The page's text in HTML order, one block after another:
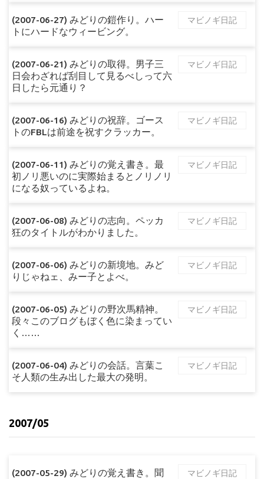
(2007-06-27) みどりの鎧作り。ハー
トにハードなウィービング。
マビノギ日記
(2007-06-21) みどりの取得。男子三
日会わざれば刮目して見るべしって六
日したら元通り？
マビノギ日記
(2007-06-16) みどりの祝辞。ゴース
トのFBLは前途を祝すクラッカー。
マビノギ日記
(2007-06-11) みどりの覚え書き。最
初ノリ悪いのに実際始まるとノリノリ
になる奴っているよね。
マビノギ日記
(2007-06-08) みどりの志向。ペッカ
狂のタイトルがわかりました。
マビノギ日記
(2007-06-06) みどりの新境地。みど
りじゃねェ、みー子とよべ。
マビノギ日記
(2007-06-05) みどりの野次馬精神。
段々このブログもぼく色に染まってい
く……
マビノギ日記
(2007-06-04) みどりの会話。言葉こ
そ人類の生み出した最大の発明。
マビノギ日記
2007/05
(2007-05-29) みどりの覚え書き。聞
マビノギ日記